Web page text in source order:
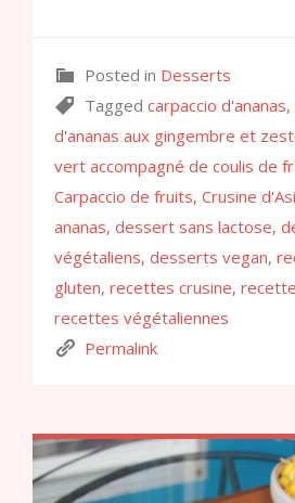
Posted in Desserts
Tagged carpaccio d'ananas,
d'ananas aux gingembre et
vert accompagné de coulis de
Carpaccio de fruits, Crusine
ananas, dessert sans lactose,
végétaliens, desserts vegan,
gluten, recettes crusine,
recettes végétaliennes
Permalink